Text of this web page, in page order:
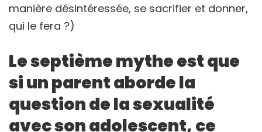
manière désintéressée, se sacrifier et donner,
qui le fera ?)
Le septième mythe est que
si un parent aborde la
question de la sexualité
avec son adolescent, ce